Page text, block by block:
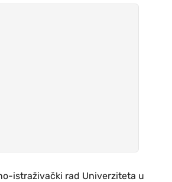
istraživački rad Univerziteta u